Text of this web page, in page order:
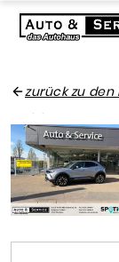
zurück zu den